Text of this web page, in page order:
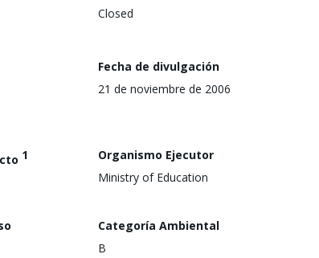
Closed
Fecha de divulgación
21 de noviembre de 2006
1
Organismo Ejecutor
Ministry of Education
Categoría Ambiental
B